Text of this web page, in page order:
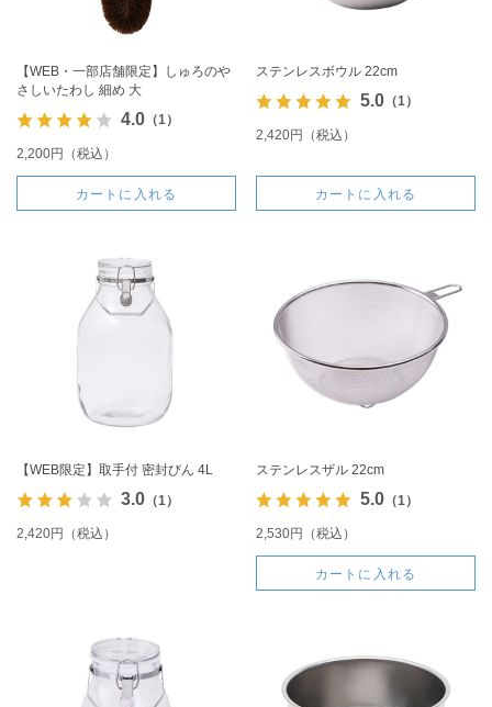
【WEB・一部店舗限定】しゅろのや
さしいたわし 細め 大
4.0（1）
2,200円（税込）
カートに入れる
ステンレスボウル 22cm
5.0（1）
2,420円（税込）
カートに入れる
【WEB限定】取手付 密封びん 4L
3.0（1）
2,420円（税込）
ステンレスザル 22cm
5.0（1）
2,530円（税込）
カートに入れる